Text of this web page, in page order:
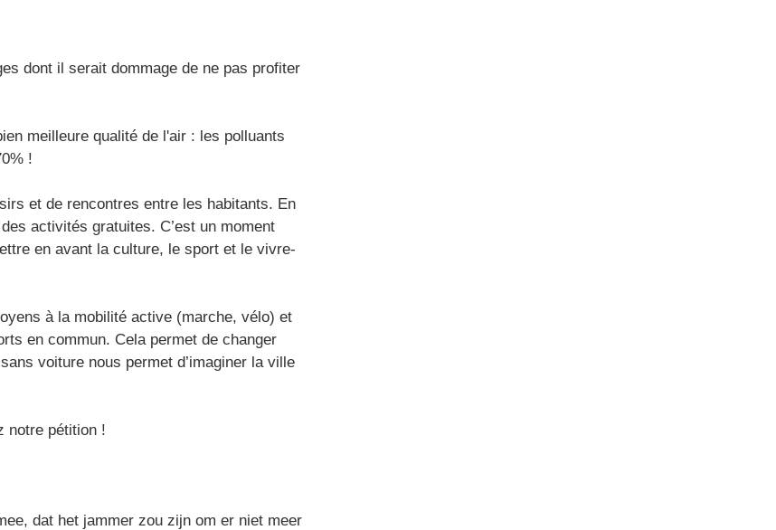
dont il serait dommage de ne pas profiter
meilleure qualité de l'air : les polluants
!
et de rencontres entre les habitants. En
activités gratuites. C’est un moment
en avant la culture, le sport et le vivre-
à la mobilité active (marche, vélo) et
en commun. Cela permet de changer
voiture nous permet d’imaginer la ville
notre pétition !
dat het jammer zou zijn om er niet meer